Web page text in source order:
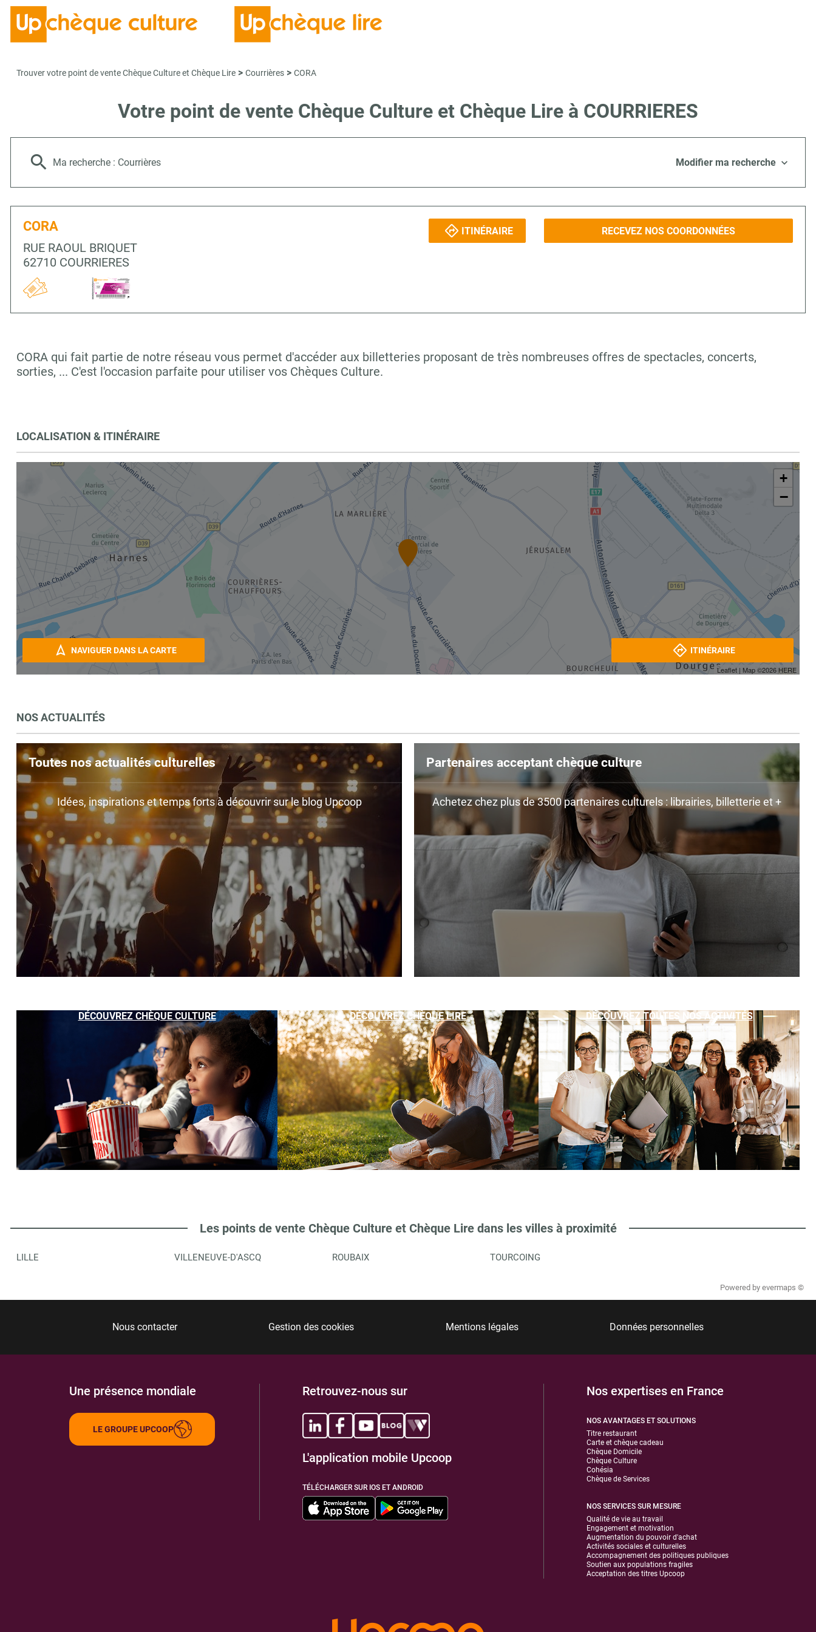
Trouver votre point de vente Chèque Culture et Chèque Lire > Courrières > CORA
Votre point de vente Chèque Culture et Chèque Lire à COURRIERES
Ma recherche : Courrières Modifier ma recherche
CORA
RUE RAOUL BRIQUET
62710 COURRIERES
ITINÉRAIRE RECEVEZ NOS COORDONNÉES
CORA qui fait partie de notre réseau vous permet d'accéder aux billetteries proposant de très nombreuses offres de spectacles, concerts,
sorties, ... C'est l'occasion parfaite pour utiliser vos Chèques Culture.
LOCALISATION & ITINÉRAIRE
+
−
Leaflet | Map ©2026 HERE
NAVIGUER DANS LA CARTE ITINÉRAIRE
NOS ACTUALITÉS
Toutes nos actualités culturelles
Idées, inspirations et temps forts à découvrir sur le blog Upcoop
Partenaires acceptant chèque culture
Achetez chez plus de 3500 partenaires culturels : librairies, billetterie et +
DÉCOUVREZ CHÈQUE CULTURE DÉCOUVREZ CHÈQUE LIRE DÉCOUVREZ TOUTES NOS ACTIVITÉS
Les points de vente Chèque Culture et Chèque Lire dans les villes à proximité
LILLE VILLENEUVE-D'ASCQ ROUBAIX TOURCOING
Powered by evermaps ©
Nous contacter Gestion des cookies Mentions légales Données personnelles
Une présence mondiale
LE GROUPE UPCOOP
Retrouvez-nous sur
L'application mobile Upcoop
TÉLÉCHARGER SUR IOS ET ANDROID
Nos expertises en France
NOS AVANTAGES ET SOLUTIONS
Titre restaurant
Carte et chèque cadeau
Chèque Domicile
Chèque Culture
Cohésia
Chèque de Services
NOS SERVICES SUR MESURE
Qualité de vie au travail
Engagement et motivation
Augmentation du pouvoir d'achat
Activités sociales et culturelles
Accompagnement des politiques publiques
Soutien aux populations fragiles
Acceptation des titres Upcoop